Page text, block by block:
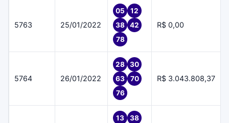
5763 25/01/2022
05
12
38
42
78
R$ 0,00
5764 26/01/2022
28
30
63
70
76
R$ 3.043.808,37
13
38